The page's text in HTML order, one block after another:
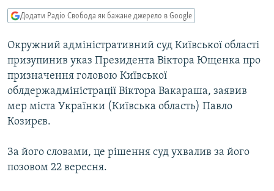
пошуку
УКРАЇНА
ТИ ЯК?
СХЕМИ
ПРИАЗОВ’Я
КИТАЙ.ВИКЛИКИ
МУЛЬТИМЕДІА
СПЕЦПРОЄКТИ
Додати Радіо Свобода як бажане джерело в Google
Окружний адміністративний суд Київської області
призупинив указ Президента Віктора Ющенка про
призначення головою Київської
облдержадміністрації Віктора Вакараша, заявив
мер міста Українки (Київська область) Павло
Козирєв.
За його словами, це рішення суд ухвалив за його
позовом 22 вересня.